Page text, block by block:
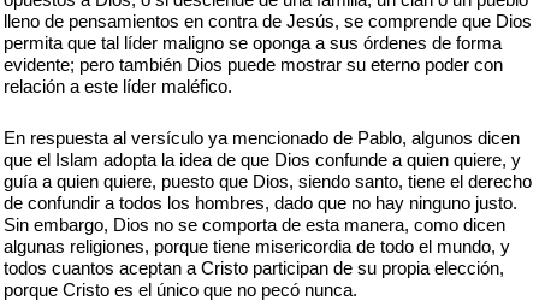
lleno de pensamientos en contra de Jesús, se comprende que Dios
permita que tal líder maligno se oponga a sus órdenes de forma
evidente; pero también Dios puede mostrar su eterno poder con
relación a este líder maléfico.
En respuesta al versículo ya mencionado de Pablo, algunos dicen
que el Islam adopta la idea de que Dios confunde a quien quiere, y
guía a quien quiere, puesto que Dios, siendo santo, tiene el derecho
de confundir a todos los hombres, dado que no hay ninguno justo.
Sin embargo, Dios no se comporta de esta manera, como dicen
algunas religiones, porque tiene misericordia de todo el mundo, y
todos cuantos aceptan a Cristo participan de su propia elección,
porque Cristo es el único que no pecó nunca.